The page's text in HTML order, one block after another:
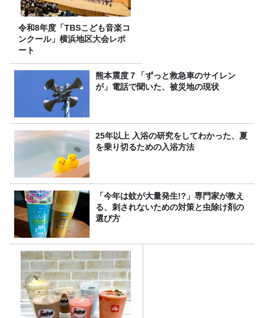
令和8年度「TBSこども音楽コ
ンクール」横浜地区大会レポ
ート
熊本震度７「ずっと救急車のサイレン
が」電話で聞いた、被災地の現状
25年以上 入浴の研究をしてわかった、夏
を乗り切るための入浴方法
「今年は蚊が大量発生!?」専門家が教え
る、刺されないための対策と虫除け剤の
選び方